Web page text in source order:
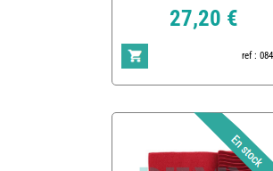
27,20 €
ref :